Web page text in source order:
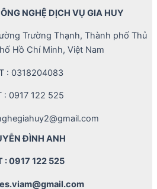
NGHỆ DỊCH VỤ GIA HUY
Trường Thạnh, Thành phố Thủ
Hồ Chí Minh, Việt Nam
: 0318204083
: 0917 122 525
ĐÌNH ANH
: 0917 122 525